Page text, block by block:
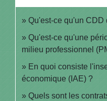
Qu'est-ce qu'un CDD
Qu'est-ce qu'une
milieu professionnel
En quoi consiste
économique (IAE) ?
Quels sont les